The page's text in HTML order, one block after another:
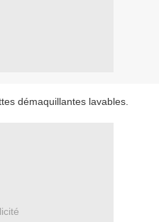
démaquillantes lavables.